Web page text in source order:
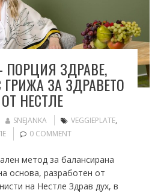
– ПОРЦИЯ ЗДРАВЕ,
ЗА ЗДРАВЕТО
НЕСТЛЕ
SNEJANKA VEGGIEPLATE,
0 COMMENT
метод за балансирана
основа, разработен от
на Нестле Здрав дух, в